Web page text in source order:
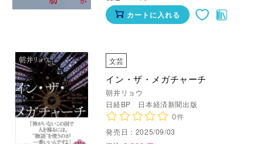
カートに入れる
文芸
イン・ザ・メガチャーチ
朝井リョウ
日経BP 日本経済新聞出版
0件
発売日：2025/09/03